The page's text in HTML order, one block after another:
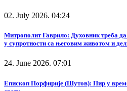
02. July 2026. 04:24
Митрополит Гаврило: Духовник треба да
у супротности са његовим животом и
24. June 2026. 07:01
Епископ Порфирије (Шутов): Пир у